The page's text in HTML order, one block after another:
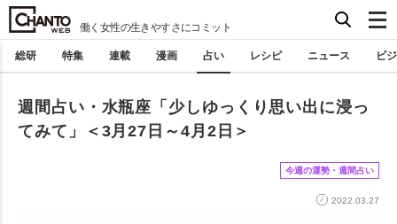
働く女性の生きやすさにコミット
総研 特集 連載 漫画 占い レシピ ニュース ビ
週間占い・水瓶座「少しゆっくり思い出に浸っ
てみて」＜3月27日～4月2日＞
今週の運勢・週間占い
2022.03.27